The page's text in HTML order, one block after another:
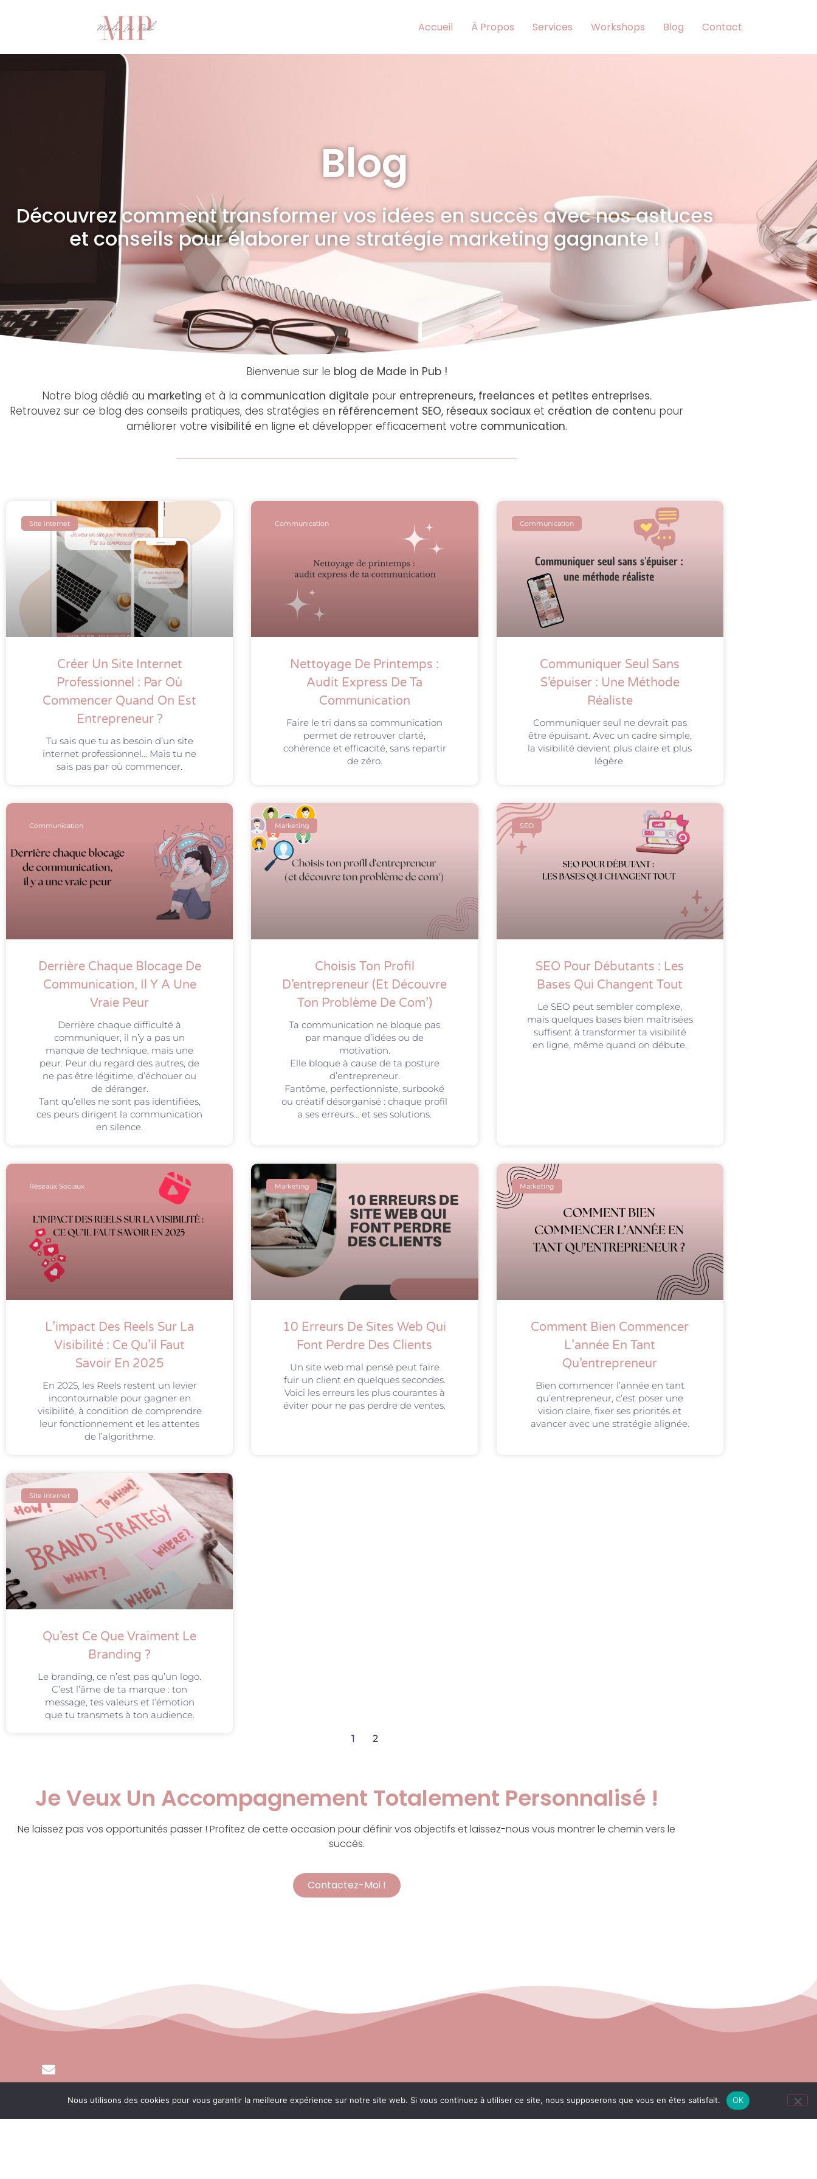
Accueil À Propos Services Workshops Blog Contact
Blog
Découvrez comment transformer vos idées en succès avec nos astuces
et conseils pour élaborer une stratégie marketing gagnante !
Bienvenue sur le blog de Made in Pub !
Notre blog dédié au marketing et à la communication digitale pour entrepreneurs, freelances et petites entreprises.
Retrouvez sur ce blog des conseils pratiques, des stratégies en référencement SEO, réseaux sociaux et création de contenu pour
améliorer votre visibilité en ligne et développer efficacement votre communication.
Site internet
Créer Un Site Internet
Professionnel : Par Où
Commencer Quand On Est
Entrepreneur ?
Tu sais que tu as besoin d’un site
internet professionnel… Mais tu ne
sais pas par où commencer.
Communication
Nettoyage De Printemps :
Audit Express De Ta
Communication
Faire le tri dans sa communication
permet de retrouver clarté,
cohérence et efficacité, sans repartir
de zéro.
Communication
Communiquer Seul Sans
S’épuiser : Une Méthode
Réaliste
Communiquer seul ne devrait pas
être épuisant. Avec un cadre simple,
la visibilité devient plus claire et plus
légère.
Communication
Derrière Chaque Blocage De
Communication, Il Y A Une
Vraie Peur
Derrière chaque difficulté à
communiquer, il n’y a pas un
manque de technique, mais une
peur. Peur du regard des autres, de
ne pas être légitime, d’échouer ou
de déranger.
Tant qu’elles ne sont pas identifiées,
ces peurs dirigent la communication
en silence.
Marketing
Choisis Ton Profil
D’entrepreneur (et Découvre
Ton Problème De Com’)
Ta communication ne bloque pas
par manque d’idées ou de
motivation.
Elle bloque à cause de ta posture
d’entrepreneur.
Fantôme, perfectionniste, surbooké
ou créatif désorganisé : chaque profil
a ses erreurs… et ses solutions.
SEO
SEO Pour Débutants : Les
Bases Qui Changent Tout
Le SEO peut sembler complexe,
mais quelques bases bien maîtrisées
suffisent à transformer ta visibilité
en ligne, même quand on débute.
Réseaux Sociaux
L’impact Des Reels Sur La
Visibilité : Ce Qu’il Faut
Savoir En 2025
En 2025, les Reels restent un levier
incontournable pour gagner en
visibilité, à condition de comprendre
leur fonctionnement et les attentes
de l’algorithme.
Marketing
10 Erreurs De Sites Web Qui
Font Perdre Des Clients
Un site web mal pensé peut faire
fuir un client en quelques secondes.
Voici les erreurs les plus courantes à
éviter pour ne pas perdre de ventes.
Marketing
Comment Bien Commencer
L’année En Tant
Qu’entrepreneur
Bien commencer l’année en tant
qu’entrepreneur, c’est poser une
vision claire, fixer ses priorités et
avancer avec une stratégie alignée.
Site internet
Qu’est Ce Que Vraiment Le
Branding ?
Le branding, ce n’est pas qu’un logo.
C’est l’âme de ta marque : ton
message, tes valeurs et l’émotion
que tu transmets à ton audience.
1 2
Je Veux Un Accompagnement Totalement Personnalisé !
Ne laissez pas vos opportunités passer ! Profitez de cette occasion pour définir vos objectifs et laissez-nous vous montrer le chemin vers le
succès.
Contactez-Moi !
Services
Workshops
Contact
Nous utilisons des cookies pour vous garantir la meilleure expérience sur notre site web. Si vous continuez à utiliser ce site, nous supposerons que vous en êtes satisfait. OK